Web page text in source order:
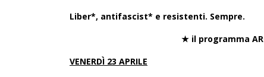
Liber*, antifascist* e resistenti. Sempre.
★ il programma
VENERDÌ 23 APRILE